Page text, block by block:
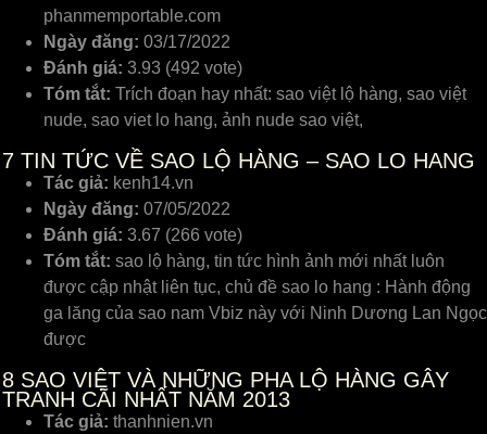
phanmemportable.com
Ngày đăng: 03/17/2022
Đánh giá: 3.93 (492 vote)
Tóm tắt: Trích đoạn hay nhất: sao việt lộ hàng, sao việt
nude, sao viet lo hang, ảnh nude sao việt,
7 TIN TỨC VỀ SAO LỘ HÀNG – SAO LO HANG
Tác giả: kenh14.vn
Ngày đăng: 07/05/2022
Đánh giá: 3.67 (266 vote)
Tóm tắt: sao lộ hàng, tin tức hình ảnh mới nhất luôn
được cập nhật liên tục, chủ đề sao lo hang : Hành động
ga lăng của sao nam Vbiz này với Ninh Dương Lan Ngọc
được
8 SAO VIỆT VÀ NHỮNG PHA LỘ HÀNG GÂY
TRANH CÃI NHẤT NĂM 2013
Tác giả: thanhnien.vn